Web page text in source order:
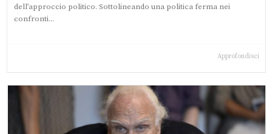
dell’approccio politico. Sottolineando una politica ferma nei
confronti...
Approfondisci